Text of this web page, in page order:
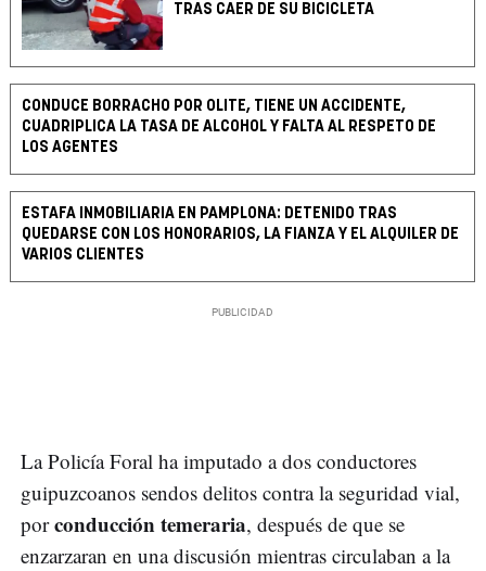
TRAS CAER DE SU BICICLETA
CONDUCE BORRACHO POR OLITE, TIENE UN ACCIDENTE,
CUADRIPLICA LA TASA DE ALCOHOL Y FALTA AL RESPETO DE
LOS AGENTES
ESTAFA INMOBILIARIA EN PAMPLONA: DETENIDO TRAS
QUEDARSE CON LOS HONORARIOS, LA FIANZA Y EL ALQUILER DE
VARIOS CLIENTES
La Policía Foral ha imputado a dos conductores
guipuzcoanos sendos delitos contra la seguridad vial,
porconducción temeraria, después de que se
enzarzaran en una discusión mientras circulaban a la